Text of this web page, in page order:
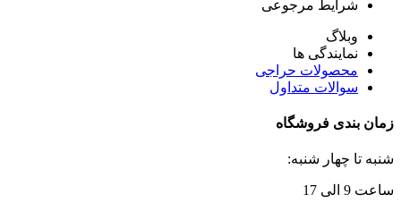
شرایط مرجوعی
وبلاگ
نمایندگی ها
محصولات حراجی
سوالات متداول
زمان بندی فروشگاه
شنبه تا چهار شنبه:
ساعت 9 الی 17